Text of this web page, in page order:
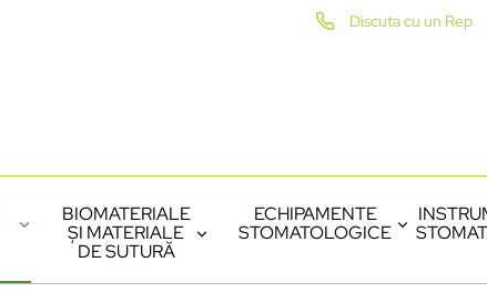
Discuta cu un Rep
BIOMATERIALE
ȘI MATERIALE
DE SUTURĂ
ECHIPAMENTE
STOMATOLOGICE